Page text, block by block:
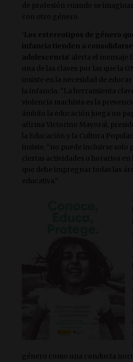
de profesión cuando se
con otro género.
‘Los estereotipos de género
infancia tienden a
adolescencia’ alerta el mensaje
una de las claves por las que la
insiste en la necesidad de
la infancia. “La herramienta
violencia machista es la
ámbito la educación juega un
afirma Victorino Mayoral,
la Educación y la Cultura
insiste, “no puede incluirse solo
ciertas actividades u horarios en
que debe impregnar todas las
educativa.”
género como una conducta